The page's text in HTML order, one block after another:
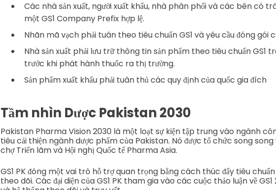
Các nhà sản xuất, người xuất khẩu, nhà phân phối và các bên có
một GS1 Company Prefix hợp lệ.
Nhãn mã vạch phải tuân theo tiêu chuẩn GS1 và yêu cầu đóng gói
Nhà sản xuất phải lưu trữ thông tin sản phẩm theo tiêu chuẩn GS1
trước khi phát hành thuốc ra thị trường.
Sản phẩm xuất khẩu phải tuân thủ các quy định của quốc gia đích
Tầm nhìn Dược Pakistan 2030
Pakistan Pharma Vision 2030 là một loạt sự kiện tập trung vào ngành
tiêu cải thiện ngành dược phẩm của Pakistan. Nó được tổ chức song song
chợ Triển lãm và Hội nghị Quốc tế Pharma Asia.
GS1 PK đóng một vai trò hỗ trợ quan trọng bằng cách thúc đẩy tiêu
theo dõi. Các đại diện của GS1 PK tham gia vào các cuộc thảo luận về